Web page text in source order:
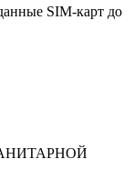
SIM-карт до